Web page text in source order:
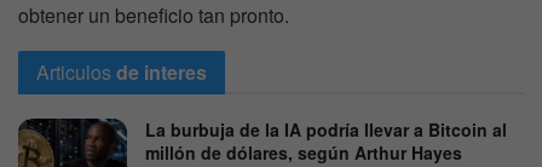
obtener un beneficio tan pronto.
Articulosde interes
La burbuja de la IA podría llevar a Bitcoin al
millón de dólares, según Arthur Hayes